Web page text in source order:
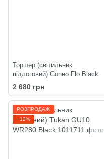
Торшер (світильник
підлоговий) Coneo Flo Black
2 680 грн
РОЗПРОДАЖ
−12%